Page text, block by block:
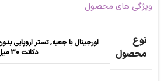
ویژگی های محصول
نوع
محصول
اورجینال با جعبه,تستر اروپایی
دکانت 30 میل تستر